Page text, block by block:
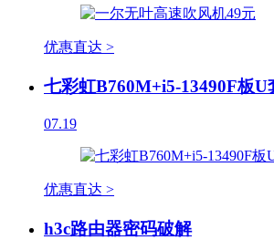
优惠直达 >
七彩虹B760M+i5-13490F板U
07.19
优惠直达 >
h3c路由器密码破解